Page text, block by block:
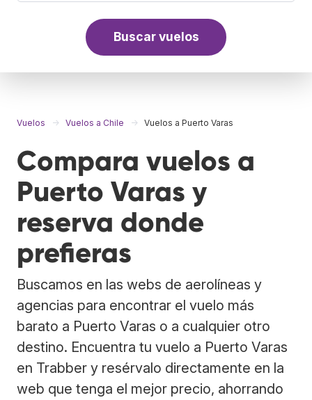
Buscar vuelos
Vuelos Vuelos a Chile Vuelos a Puerto Varas
Compara vuelos a
Puerto Varas y
reserva donde
prefieras
Buscamos en las webs de aerolíneas y
agencias para encontrar el vuelo más
barato a Puerto Varas o a cualquier otro
destino. Encuentra tu vuelo a Puerto Varas
en Trabber y resérvalo directamente en la
web que tenga el mejor precio, ahorrando